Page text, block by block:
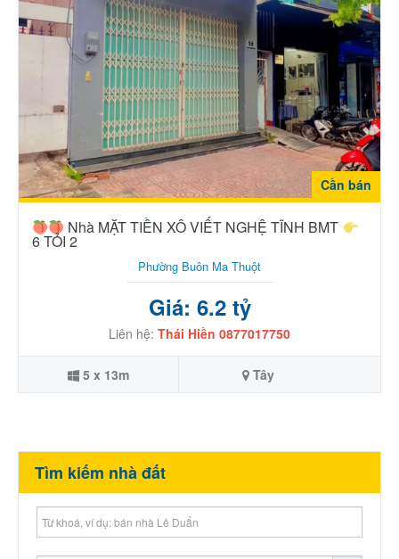
Cần bán
Nhà MẶT TIỀN XÔ VIẾT NGHỆ TĨNH BMT
6 TỎI 2
Phường Buôn Ma Thuột
Giá: 6.2 tỷ
Liên hệ: Thái Hiền 0877017750
5 x 13m Tây
Tìm kiếm nhà đất